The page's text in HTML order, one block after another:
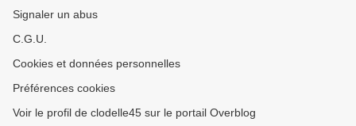
Signaler un abus
C.G.U.
Cookies et données personnelles
Préférences cookies
Voir le profil de clodelle45 sur le portail Overblog